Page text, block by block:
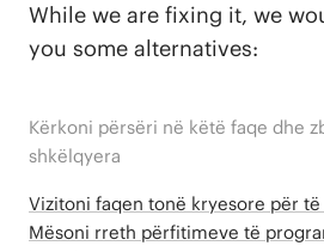
While we are fixing it, we
you some alternatives:
Kërkoni përsëri në këtë faqe dhe
shkëlqyera
Vizitoni faqen tonë kryesore për
Mësoni rreth përfitimeve të